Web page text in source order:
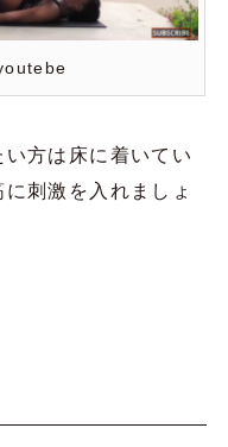
方は床に着いてい
刺激を入れましょ